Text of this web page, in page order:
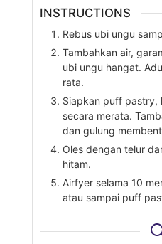
INSTRUCTIONS
Rebus ubi ungu
Tambahkan air,
ubi ungu hangat.
rata.
Siapkan puff pastry,
secara merata.
dan gulung
Oles dengan telur
hitam.
Airfyer selama 10
atau sampai puff